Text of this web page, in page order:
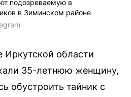
подозреваемую в
в Зиминском районе
области
35-летнюю женщину,
обустроить тайник с